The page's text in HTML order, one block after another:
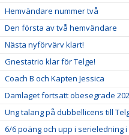
Hemvändare nummer två
Den första av två hemvändare
Nästa nyförvärv klart!
Gnestatrio klar för Telge!
Coach B och Kapten Jessica
Damlaget fortsatt obesegrade
Ung talang på dubbellicens till
6/6 poäng och upp i serieledning